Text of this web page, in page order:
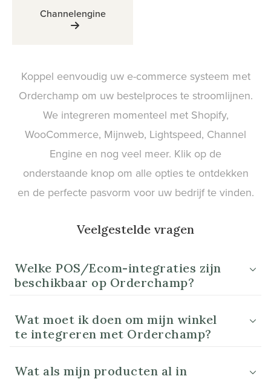
Channelengine
Koppel eenvoudig uw e-commerce systeem met
Orderchamp om uw bestelproces te stroomlijnen.
We integreren momenteel met Shopify,
WooCommerce, Mijnweb, Lightspeed, Channel
Engine en nog veel meer. Klik op de
onderstaande knop om alle opties te ontdekken
en de perfecte pasvorm voor uw bedrijf te vinden.
Veelgestelde vragen
Welke POS/Ecom-integraties zijn
beschikbaar op Orderchamp?
Wat moet ik doen om mijn winkel
te integreren met Orderchamp?
Wat als mijn producten al in